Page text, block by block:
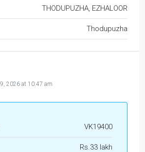
THODUPUZHA, EZHALOOR
Thodupuzha
2026 at 10:47 am
VK19400
Rs.33 lakh